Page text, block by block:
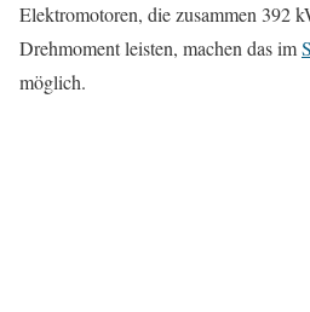
Elektromotoren, die zusammen 392
Drehmoment leisten, machen das im
möglich.